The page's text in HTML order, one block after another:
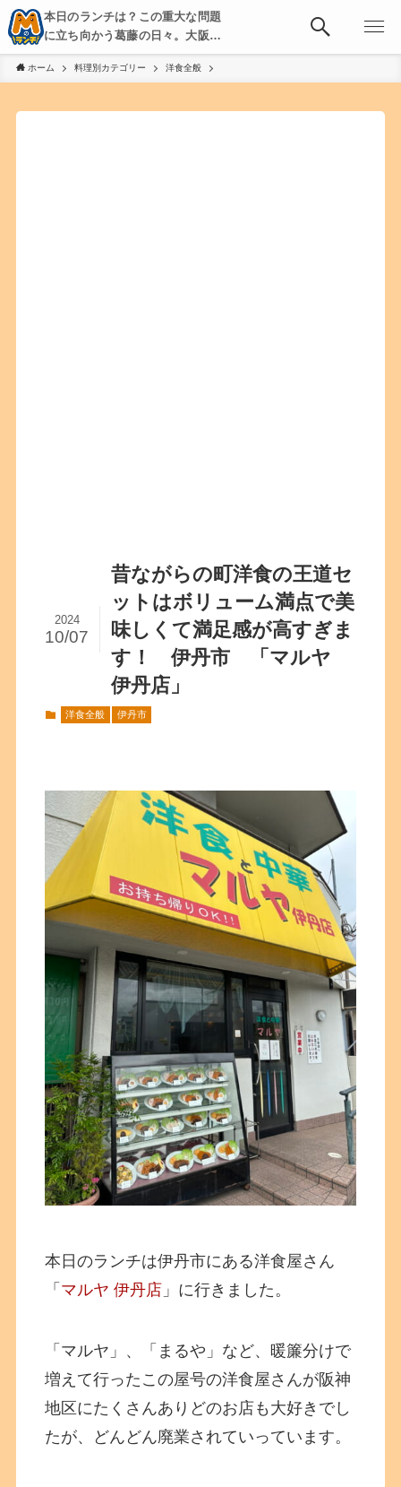
本日のランチは？この重大な問題
に立ち向かう葛藤の日々。大阪・
京都・神戸を中心とした食べ歩
き、飲み歩きを綴る。
ホーム 料理別カテゴリー 洋食全般
昔ながらの町洋食の王道セ
ットはボリューム満点で美
味しくて満足感が高すぎま
す！ 伊丹市 「マルヤ
伊丹店」
2024
10/07
洋食全般 伊丹市
本日のランチは伊丹市にある洋食屋さん
「 マルヤ 伊丹店 」に行きました。
「マルヤ」、「まるや」など、暖簾分けで
増えて行ったこの屋号の洋食屋さんが阪神
地区にたくさんありどのお店も大好きでし
たが、どんどん廃業されていっています。